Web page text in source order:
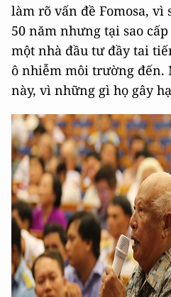
làm rõ vấn đề Fomosa, vì
50 năm nhưng tại sao
một nhà đầu tư đầy tai
ô nhiễm môi trường đến.
này, vì những gì họ gây